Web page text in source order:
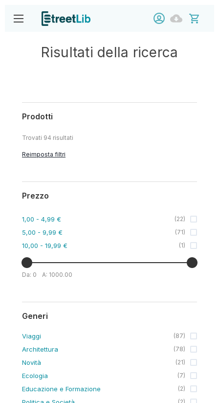
Risultati della ricerca
Prodotti
Trovati 94 risultati
Reimposta filtri
Prezzo
1,00 - 4,99 € (22)
5,00 - 9,99 € (71)
10,00 - 19,99 € (1)
Da: 0 A: 1000.00
Generi
Viaggi (87)
Architettura (78)
Novità (21)
Ecologia (7)
Educazione e Formazione (2)